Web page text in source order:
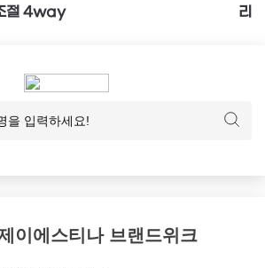
절 4way
리
이에스티나 브랜드위크